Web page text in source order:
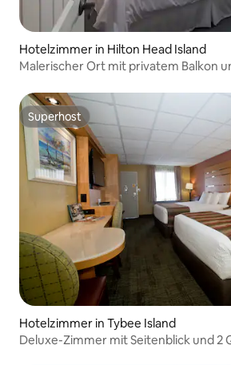
Hotelzimmer in Hilton Head Island
Malerischer Ort mit privatem Balkon
Superhost
Superhost
Hotelzimmer in Tybee Island
Deluxe-Zimmer mit Seitenblick und 2